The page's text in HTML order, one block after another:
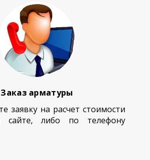
Заказ арматуры
заявку на расчет стоимости
сайте, либо по телефону